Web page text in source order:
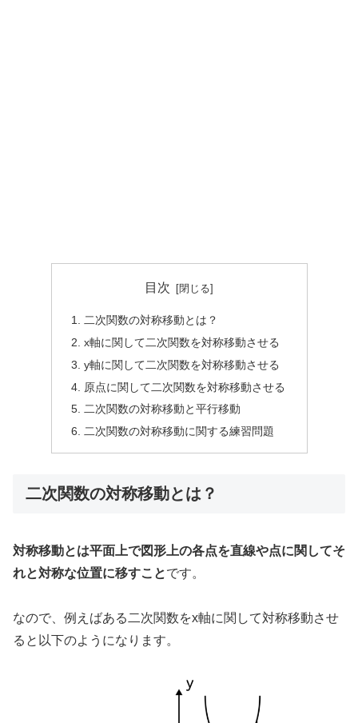
目次
二次関数の対称移動とは？
x軸に関して二次関数を対称移動させる
y軸に関して二次関数を対称移動させる
原点に関して二次関数を対称移動させる
二次関数の対称移動と平行移動
二次関数の対称移動に関する練習問題
二次関数の対称移動とは？
対称移動とは平面上で図形上の各点を直線や点に関してそ
れと対称な位置に移すことです。
なので、例えばある二次関数をx軸に関して対称移動させ
ると以下のようになります。